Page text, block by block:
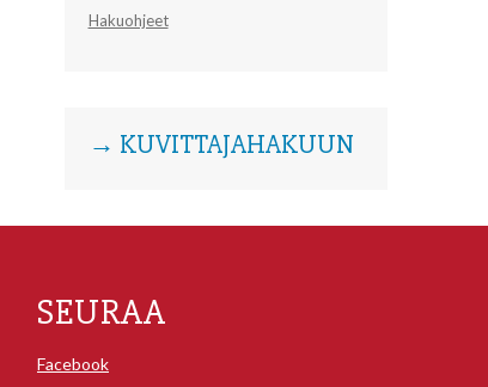
Hakuohjeet
→ KUVITTAJAHAKUUN
SEURAA
Facebook